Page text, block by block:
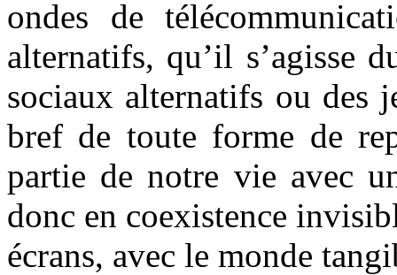
ondes de
alternatifs, qu’il s’agisse
sociaux alternatifs ou des
bref de toute forme de
partie de notre vie avec
donc en coexistence
écrans, avec le monde